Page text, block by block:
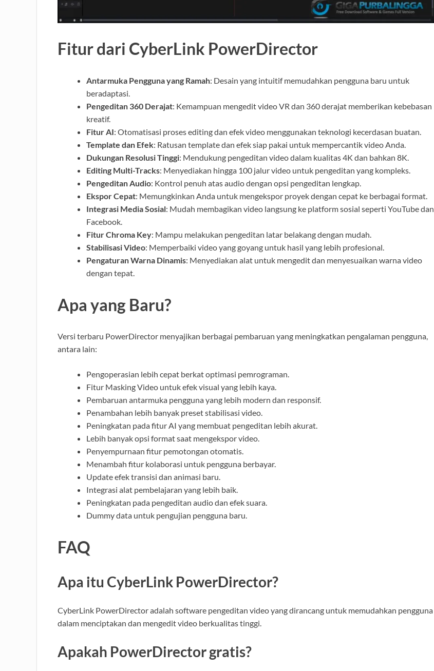
Fitur dari CyberLink PowerDirector
Antarmuka Pengguna yang Ramah: Desain yang intuitif memudahkan pengguna baru untuk
beradaptasi.
Pengeditan 360 Derajat: Kemampuan mengedit video VR dan 360 derajat memberikan kebebasan
kreatif.
Fitur AI: Otomatisasi proses editing dan efek video menggunakan teknologi kecerdasan buatan.
Template dan Efek: Ratusan template dan efek siap pakai untuk mempercantik video Anda.
Dukungan Resolusi Tinggi: Mendukung pengeditan video dalam kualitas 4K dan bahkan 8K.
Editing Multi-Tracks: Menyediakan hingga 100 jalur video untuk pengeditan yang kompleks.
Pengeditan Audio: Kontrol penuh atas audio dengan opsi pengeditan lengkap.
Ekspor Cepat: Memungkinkan Anda untuk mengekspor proyek dengan cepat ke berbagai format.
Integrasi Media Sosial: Mudah membagikan video langsung ke platform sosial seperti YouTube dan
Facebook.
Fitur Chroma Key: Mampu melakukan pengeditan latar belakang dengan mudah.
Stabilisasi Video: Memperbaiki video yang goyang untuk hasil yang lebih profesional.
Pengaturan Warna Dinamis: Menyediakan alat untuk mengedit dan menyesuaikan warna video
dengan tepat.
Apa yang Baru?
Versi terbaru PowerDirector menyajikan berbagai pembaruan yang meningkatkan pengalaman pengguna,
antara lain:
Pengoperasian lebih cepat berkat optimasi pemrograman.
Fitur Masking Video untuk efek visual yang lebih kaya.
Pembaruan antarmuka pengguna yang lebih modern dan responsif.
Penambahan lebih banyak preset stabilisasi video.
Peningkatan pada fitur AI yang membuat pengeditan lebih akurat.
Lebih banyak opsi format saat mengekspor video.
Penyempurnaan fitur pemotongan otomatis.
Menambah fitur kolaborasi untuk pengguna berbayar.
Update efek transisi dan animasi baru.
Integrasi alat pembelajaran yang lebih baik.
Peningkatan pada pengeditan audio dan efek suara.
Dummy data untuk pengujian pengguna baru.
FAQ
Apa itu CyberLink PowerDirector?
CyberLink PowerDirector adalah software pengeditan video yang dirancang untuk memudahkan pengguna
dalam menciptakan dan mengedit video berkualitas tinggi.
Apakah PowerDirector gratis?